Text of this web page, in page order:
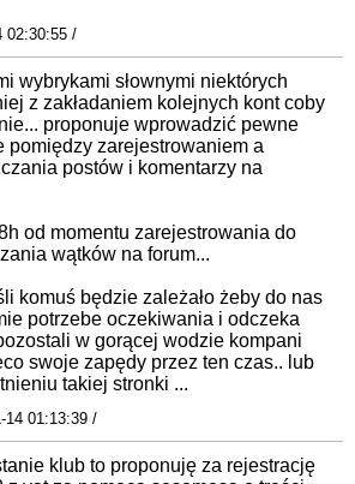
02:30:55 /
wybrykami słownymi niektórych
z zakładaniem kolejnych kont coby
proponuje wprowadzić pewne
pomiędzy zarejestrowaniem a
postów i komentarzy na
od momentu zarejestrowania do
wątków na forum...
komuś będzie zależało żeby do nas
potrzebe oczekiwania i odczeka
w gorącej wodzie kompani
swoje zapędy przez ten czas.. lub
takiej stronki ...
14 01:13:39 /
klub to proponuję za rejestrację